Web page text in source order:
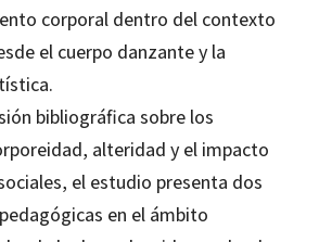
corporal dentro del contexto
el cuerpo danzante y la
bibliográfica sobre los
alteridad y el impacto
el estudio presenta dos
en el ámbito